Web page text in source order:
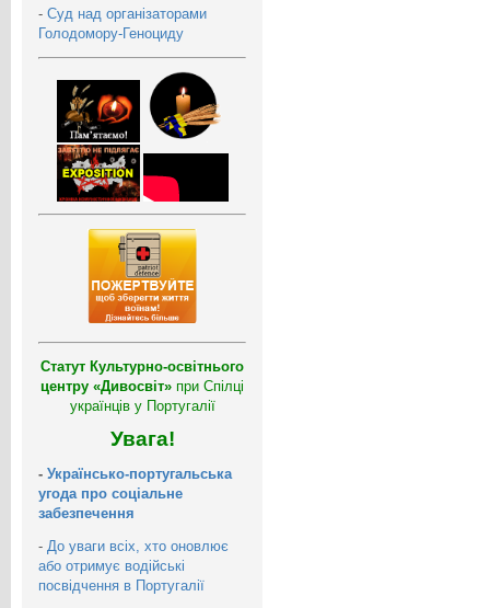
- Суд над організаторами
Голодомору-Геноциду
Статут Культурно-освітнього
центру «Дивосвіт» при Спілці
українців у Португалії
Увага!
- Українсько-португальська
угода про соціальне
забезпечення
- До уваги всіх, хто оновлює
або отримує водійські
посвідчення в Португалії